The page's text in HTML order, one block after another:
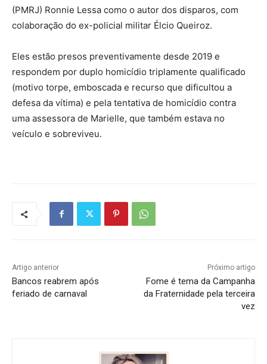
(PMRJ) Ronnie Lessa como o autor dos disparos, com
colaboração do ex-policial militar Élcio Queiroz.
Eles estão presos preventivamente desde 2019 e
respondem por duplo homicídio triplamente qualificado
(motivo torpe, emboscada e recurso que dificultou a
defesa da vítima) e pela tentativa de homicídio contra
uma assessora de Marielle, que também estava no
veículo e sobreviveu.
Artigo anterior
Bancos reabrem após
feriado de carnaval
Próximo artigo
Fome é tema da Campanha
da Fraternidade pela terceira
vez